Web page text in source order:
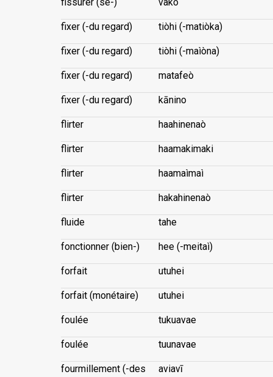
fixer (-du regard) tiòhi (-matiòka)
fixer (-du regard) tiòhi (-maìòna)
fixer (-du regard) matafeò
fixer (-du regard) kānino
flirter haahinenaò
flirter haamakimaki
flirter haamaìmaì
flirter hakahinenaò
fluide tahe
fonctionner (bien-) hee (-meitaì)
forfait utuhei
forfait (monétaire) utuhei
foulée tukuavae
foulée tuunavae
fourmillement (-des
aviavī